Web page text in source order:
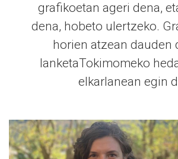
grafikoetan ageri dena,
dena, hobeto ulertzeko.
horien atzean dauden
lanketaTokimomeko
elkarlanean egin